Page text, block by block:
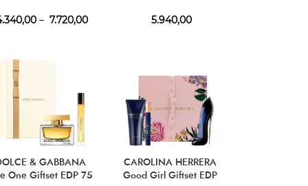
– 7.720,00
ml
5.940,00
& GABBANA
One Giftset EDP 75
CAROLINA HERRERA
Good Girl Giftset EDP